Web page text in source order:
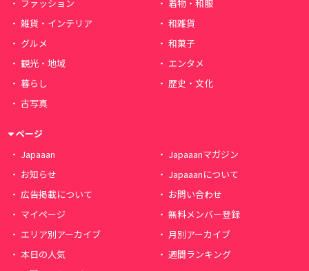
ファッション
着物・和服
雑貨・インテリア
和雑貨
グルメ
和菓子
観光・地域
エンタメ
暮らし
歴史・文化
古写真
ページ
Japaaan
Japaaanマガジン
お知らせ
Japaaanについて
広告掲載について
お問い合わせ
マイページ
無料メンバー登録
エリア別アーカイブ
月別アーカイブ
本日の人気
週間ランキング